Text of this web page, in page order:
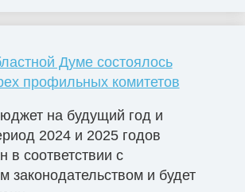
Думе состоялось
профильных комитетов
на будущий год и
2024 и 2025 годов
в соответствии с
законодательством и будет